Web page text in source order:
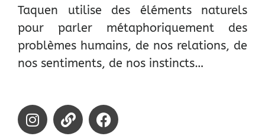
Taquen utilise des éléments naturels
pour parler métaphoriquement des
problèmes humains, de nos relations, de
nos sentiments, de nos instincts…
I
n
L
i
F
a